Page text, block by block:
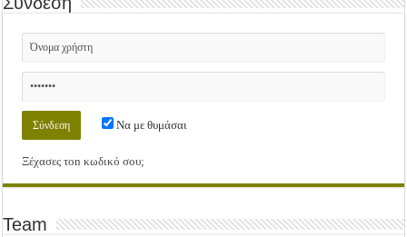
Να με θυμάσαι
Ξέχασες τοn κωδικό σου;
Team